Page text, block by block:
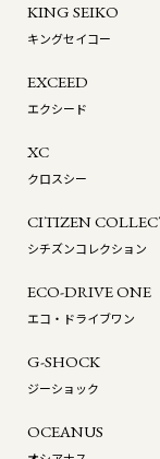
KING SEIKO
キングセイコー
EXCEED
エクシード
XC
クロスシー
CITIZEN
シチズンコレクション
ECO-DRIVE ONE
エコ・ドライブワン
G-SHOCK
ジーショック
OCEANUS